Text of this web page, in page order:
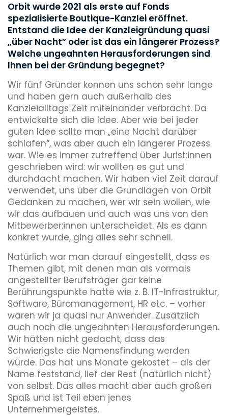
Orbit wurde 2021 als erste auf Fonds
spezialisierte Boutique-Kanzlei eröffnet.
Entstand die Idee der Kanzleigründung quasi
„über Nacht” oder ist das ein längerer Prozess?
Welche ungeahnten Herausforderungen sind
Ihnen bei der Gründung begegnet?
Wir fünf Gründer kennen uns schon sehr lange
und haben gern auch außerhalb des
Kanzleialltags Zeit miteinander verbracht. Da
entwickelte sich die Idee. Aber wie bei jeder
guten Idee sollte man „eine Nacht darüber
schlafen“, was aber auch ein längerer Prozess
war. Wie es immer zutreffend über Jurist:innen
geschrieben wird: wir wollten es gut und
durchdacht machen. Wir haben viel Zeit darauf
verwendet, uns über die Grundlagen von Orbit
Gedanken zu machen, wer wir sein wollen, wie
wir das aufbauen und auch was uns von den
Mitbewerber:innen unterscheidet. Als es dann
konkret wurde, ging alles sehr schnell.
Natürlich war man darauf eingestellt, dass es
Themen gibt, mit denen man als vormals
angestellter Berufsträger gar keine
Berührungspunkte hatte wie z. B. IT-Infrastruktur,
Software, Büromanagement, HR etc. – vorher
waren wir ja quasi nur Anwender. Zusätzlich
auch noch die ungeahnten Herausforderungen.
Wir hätten nicht gedacht, dass das
Schwierigste die Namensfindung werden
würde. Das hat uns Monate gekostet – als der
Name feststand, lief der Rest (natürlich nicht)
von selbst. Das alles macht aber auch großen
Spaß und ist Teil eben jenes
Unternehmergeistes.